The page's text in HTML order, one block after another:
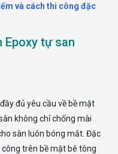
và cách thi công đặc
Epoxy tự san
đủ yêu cầu về bề mặt
không chỉ chống mài
sàn luôn bóng mắt. Đặc
trên bề mặt bê tông